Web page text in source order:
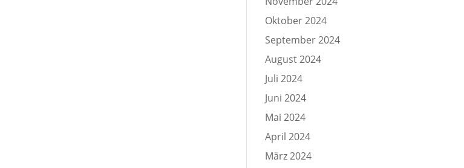
Oktober 2024
September 2024
August 2024
Juli 2024
Juni 2024
Mai 2024
April 2024
März 2024